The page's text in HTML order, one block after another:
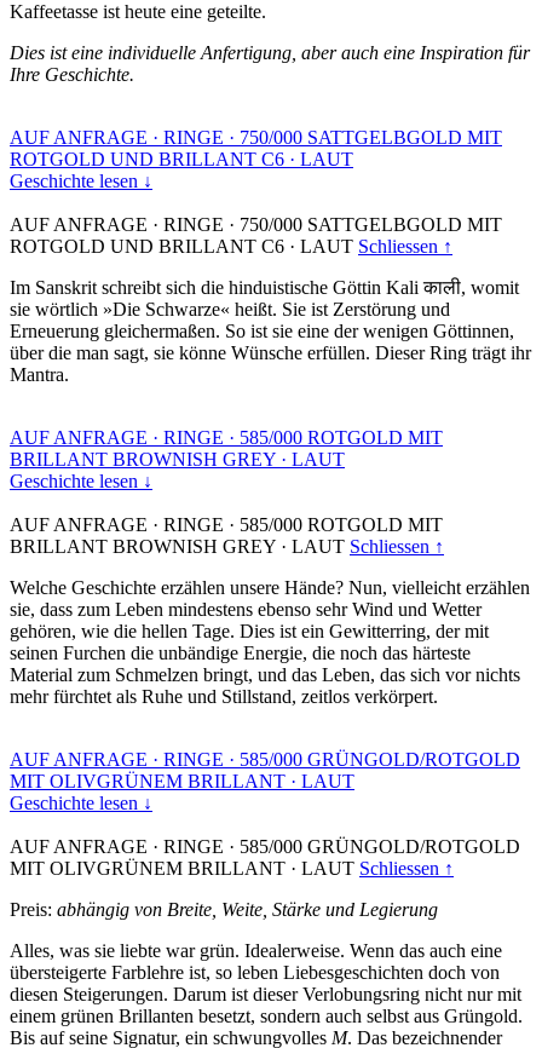
Kaffeetasse ist heute eine geteilte.
Dies ist eine individuelle Anfertigung, aber auch eine Inspiration für
Ihre Geschichte.
AUF ANFRAGE · RINGE · 750/000 SATTGELBGOLD MIT
ROTGOLD UND BRILLANT C6 · LAUT
Geschichte lesen ↓
AUF ANFRAGE · RINGE · 750/000 SATTGELBGOLD MIT
ROTGOLD UND BRILLANT C6 · LAUT Schliessen ↑
Im Sanskrit schreibt sich die hinduistische Göttin Kali काली, womit
sie wörtlich »Die Schwarze« heißt. Sie ist Zerstörung und
Erneuerung gleichermaßen. So ist sie eine der wenigen Göttinnen,
über die man sagt, sie könne Wünsche erfüllen. Dieser Ring trägt ihr
Mantra.
AUF ANFRAGE · RINGE · 585/000 ROTGOLD MIT
BRILLANT BROWNISH GREY · LAUT
Geschichte lesen ↓
AUF ANFRAGE · RINGE · 585/000 ROTGOLD MIT
BRILLANT BROWNISH GREY · LAUT Schliessen ↑
Welche Geschichte erzählen unsere Hände? Nun, vielleicht erzählen
sie, dass zum Leben mindestens ebenso sehr Wind und Wetter
gehören, wie die hellen Tage. Dies ist ein Gewitterring, der mit
seinen Furchen die unbändige Energie, die noch das härteste
Material zum Schmelzen bringt, und das Leben, das sich vor nichts
mehr fürchtet als Ruhe und Stillstand, zeitlos verkörpert.
AUF ANFRAGE · RINGE · 585/000 GRÜNGOLD/ROTGOLD
MIT OLIVGRÜNEM BRILLANT · LAUT
Geschichte lesen ↓
AUF ANFRAGE · RINGE · 585/000 GRÜNGOLD/ROTGOLD
MIT OLIVGRÜNEM BRILLANT · LAUT Schliessen ↑
Preis: abhängig von Breite, Weite, Stärke und Legierung
Alles, was sie liebte war grün. Idealerweise. Wenn das auch eine
übersteigerte Farblehre ist, so leben Liebesgeschichten doch von
diesen Steigerungen. Darum ist dieser Verlobungsring nicht nur mit
einem grünen Brillanten besetzt, sondern auch selbst aus Grüngold.
Bis auf seine Signatur, ein schwungvolles M. Das bezeichnender